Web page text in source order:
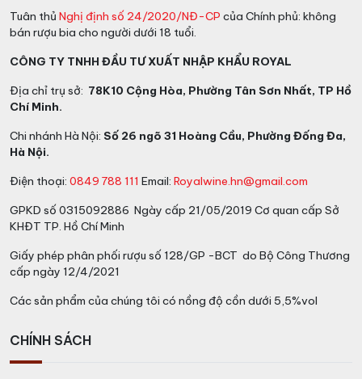
chai rượu thanh lịch với thiết kế tinh tế và hài lòng..
Không phải ngẫu nhiên mà sự lựa chọn của nhóm
chăm chút cẩn thận để tạo ra một loại vang hồng
thơm và quyến rũ. Chính vùng Veneto là nơi cung cấp
nho cho loại rượu vang sủi bọt này: Một loại rượu vang
sủi bọt có thể mang đến cho người uống sự sôi động,
hào hứng khó tả. Đặc biệt, Oroperla Vino Rosé
Spumante Millesimato Extra Dry này mang đến một
cái nhìn màu hồng về thế giới bong bóng thú vị nhất
của Ý.
Tuân thủ Nghị định số 24/2020/NĐ-CP của Chính phủ: không
bán rượu bia cho người dưới 18 tuổi.
CÔNG TY TNHH ĐẦU TƯ XUẤT NHẬP KHẨU ROYAL
Địa chỉ trụ sở: 78K10 Cộng Hòa, Phường Tân Sơn Nhất, TP Hồ
Chí Minh.
Chi nhánh Hà Nội: Số 26 ngõ 31 Hoàng Cầu, Phường Đống Đa,
Hà Nội.
Điện thoại: 0849 788 111 Email: Royalwine.hn@gmail.com
GPKD số 0315092886 Ngày cấp 21/05/2019 Cơ quan cấp Sở
KHĐT TP. Hồ Chí Minh
Giấy phép phân phối rượu số 128/GP -BCT do Bộ Công Thương
cấp ngày 12/4/2021
Các sản phẩm của chúng tôi có nồng độ cồn dưới 5,5%vol
CHÍNH SÁCH